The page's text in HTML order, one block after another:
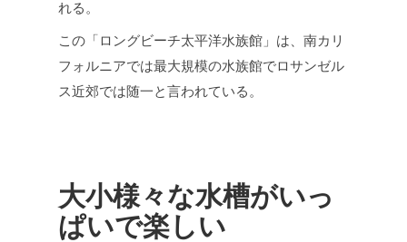
れる。
この「ロングビーチ太平洋水族館」は、南カリ
フォルニアでは最大規模の水族館でロサンゼル
ス近郊では随一と言われている。
大小様々な水槽がいっ
ぱいで楽しい